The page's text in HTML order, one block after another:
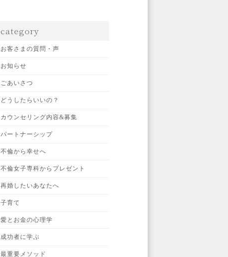
category
お客さまの質問・声
お知らせ
ごあいさつ
どうしたらいいの？
カウンセリング内容&募集
パートナーシップ
不倫から幸せへ
不倫女子専科からプレゼント
再婚したいあなたへ
子育て
愛とお金の心理学
成功者に学ぶ
最重要メソッド